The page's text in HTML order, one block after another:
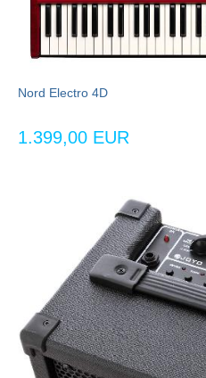
Nord Electro 4D
1.399,00 EUR